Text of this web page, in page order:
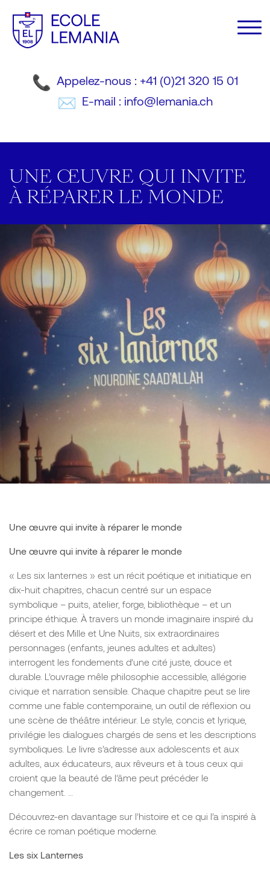
Appelez-nous : +41 (0)21 320 15 01
E-mail : info@lemania.ch
UNE ŒUVRE QUI INVITE
À RÉPARER LE MONDE
Une œuvre qui invite à réparer le monde
Une œuvre qui invite à réparer le monde
« Les six lanternes » est un récit poétique et initiatique en
dix-huit chapitres, chacun centré sur un espace
symbolique – puits, atelier, forge, bibliothèque – et un
principe éthique. À travers un monde imaginaire inspiré du
désert et des Mille et Une Nuits, six extraordinaires
personnages (enfants, jeunes adultes et adultes)
interrogent les fondements d’une cité juste, douce et
durable. L’ouvrage mêle philosophie accessible, allégorie
civique et narration sensible. Chaque chapitre peut se lire
comme une fable contemporaine, un outil de réflexion ou
une scène de théâtre intérieur. Le style, concis et lyrique,
privilégie les dialogues chargés de sens et les descriptions
symboliques. Le livre s’adresse aux adolescents et aux
adultes, aux éducateurs, aux rêveurs et à tous ceux qui
croient que la beauté de l’âme peut précéder le
changement. …
Découvrez-en davantage sur l’histoire et ce qui l’a inspiré à
écrire ce roman poétique moderne.
Les six Lanternes